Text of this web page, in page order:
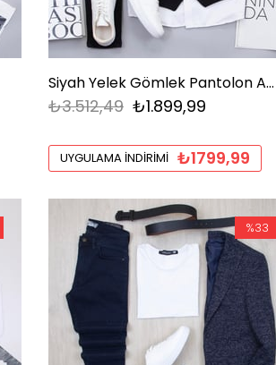
Siyah Yelek Gömlek Pantolon Ayakkabı Kombin
₺1.899,99
₺3.512,49
UYGULAMA İNDIRIMI ₺1799,99
%33